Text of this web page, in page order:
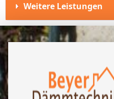
Weitere Leistungen